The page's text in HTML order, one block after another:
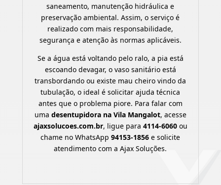
saneamento, manutenção hidráulica e
preservação ambiental. Assim, o serviço é
realizado com mais responsabilidade,
segurança e atenção às normas aplicáveis.
Se a água está voltando pelo ralo, a pia está
escoando devagar, o vaso sanitário está
transbordando ou existe mau cheiro vindo da
tubulação, o ideal é solicitar ajuda técnica
antes que o problema piore. Para falar com
uma desentupidora na Vila Mangalot, acesse
ajaxsolucoes.com.br, ligue para 4114-6060ou
chame no WhatsApp94153-1856 e solicite
atendimento com a Ajax Soluções.